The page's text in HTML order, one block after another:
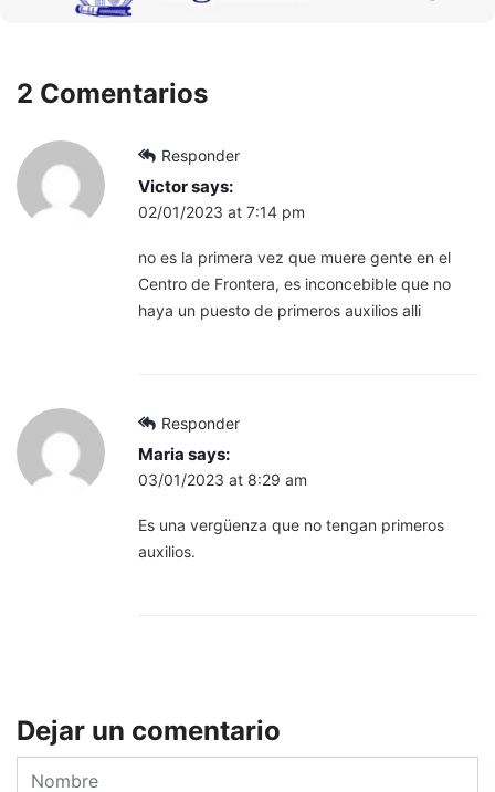
2 Comentarios
Responder
Victorsays:
02/01/2023 at 7:14 pm
no es la primera vez que muere gente en el
Centro de Frontera, es inconcebible que no
haya un puesto de primeros auxilios alli
Responder
Maria says:
03/01/2023 at 8:29 am
Es una vergüenza que no tengan primeros
auxilios.
Dejar un comentario